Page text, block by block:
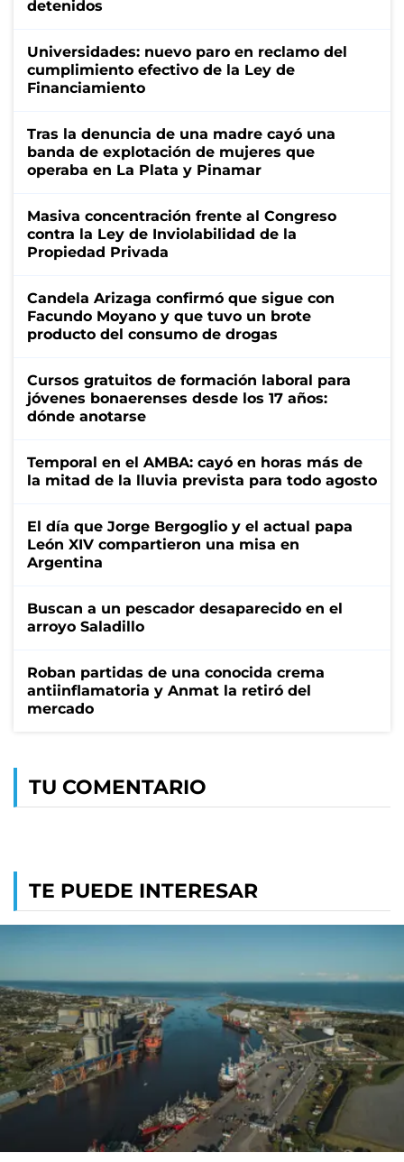
detenidos
Universidades: nuevo paro en reclamo del
cumplimiento efectivo de la Ley de
Financiamiento
Tras la denuncia de una madre cayó una
banda de explotación de mujeres que
operaba en La Plata y Pinamar
Masiva concentración frente al Congreso
contra la Ley de Inviolabilidad de la
Propiedad Privada
Candela Arizaga confirmó que sigue con
Facundo Moyano y que tuvo un brote
producto del consumo de drogas
Cursos gratuitos de formación laboral para
jóvenes bonaerenses desde los 17 años:
dónde anotarse
Temporal en el AMBA: cayó en horas más de
la mitad de la lluvia prevista para todo agosto
El día que Jorge Bergoglio y el actual papa
León XIV compartieron una misa en
Argentina
Buscan a un pescador desaparecido en el
arroyo Saladillo
Roban partidas de una conocida crema
antiinflamatoria y Anmat la retiró del
mercado
TU COMENTARIO
TE PUEDE INTERESAR